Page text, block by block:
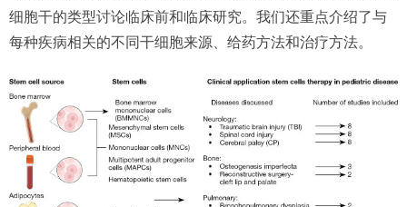
细胞干的类型讨论临床前和临床研究。我们还重点介绍了与
每种疾病相关的不同干细胞来源、给药方法和治疗方法。